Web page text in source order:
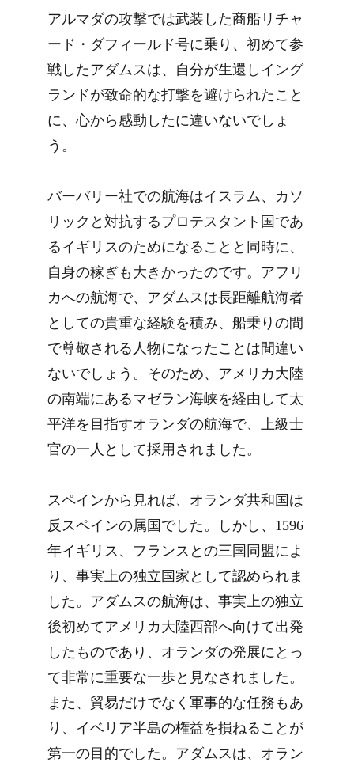
アルマダの攻撃では武装した商船リチャ
ード・ダフィールド号に乗り、初めて参
戦したアダムスは、自分が生還しイング
ランドが致命的な打撃を避けられたこと
に、心から感動したに違いないでしょ
う。
バーバリー社での航海はイスラム、カソ
リックと対抗するプロテスタント国であ
るイギリスのためになることと同時に、
自身の稼ぎも大きかったのです。 アフリ
カへの航海で、アダムスは長距離航海者
としての貴重な経験を積み、船乗りの間
で尊敬される人物になったことは間違い
ないでしょう。そのため、アメリカ大陸
の南端にあるマゼラン海峡を経由して太
平洋を目指すオランダの航海で、上級士
官の一人として採用されました。
スペインから見れば、オランダ共和国は
反スペインの属国でした。しかし、1596
年イギリス、フランスとの三国同盟によ
り、事実上の独立国家として認められま
した。アダムスの航海は、事実上の独立
後初めてアメリカ大陸西部へ向けて出発
したものであり、オランダの発展にとっ
て非常に重要な一歩と見なされました。
また、貿易だけでなく軍事的な任務もあ
り、イベリア半島の権益を損ねることが
第一の目的でした。アダムスは、オラン